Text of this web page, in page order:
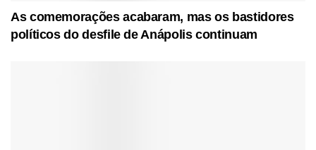
As comemorações acabaram, mas os bastidores
políticos do desfile de Anápolis continuam